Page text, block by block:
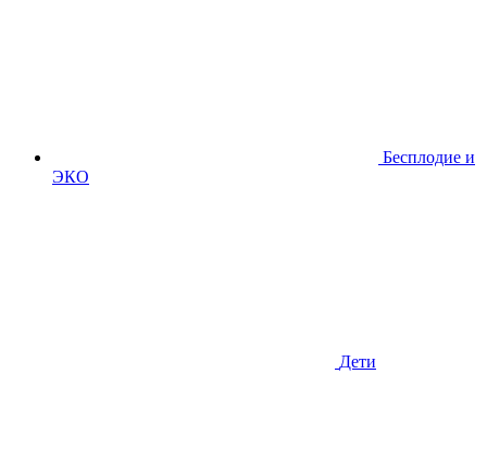
Бесплодие и
ЭКО
Дети